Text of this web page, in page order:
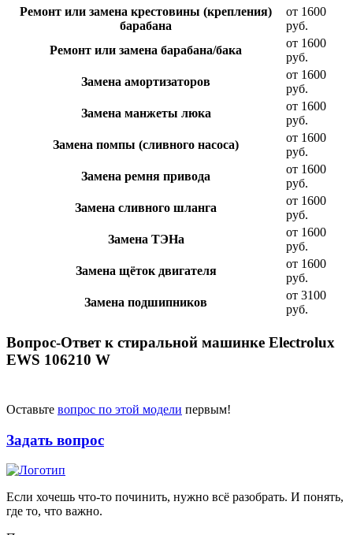
Ремонт или замена крестовины (крепления)
барабана
от 1600
руб.
Ремонт или замена барабана/бака
от 1600
руб.
Замена амортизаторов
от 1600
руб.
Замена манжеты люка
от 1600
руб.
Замена помпы (сливного насоса)
от 1600
руб.
Замена ремня привода
от 1600
руб.
Замена сливного шланга
от 1600
руб.
Замена ТЭНа
от 1600
руб.
Замена щёток двигателя
от 1600
руб.
Замена подшипников
от 3100
руб.
Вопрос-Ответ к стиральной машинке Electrolux
EWS 106210 W
Оставьте вопрос по этой модели первым!
Задать вопрос
Если хочешь что-то починить, нужно всё разобрать. И понять,
где то, что важно.